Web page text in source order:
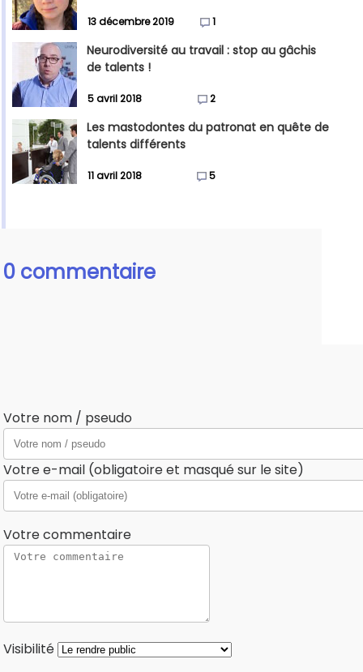
13 décembre 2019 1
Neurodiversité au travail : stop au gâchis
de talents !
5 avril 2018 2
Les mastodontes du patronat en quête de
talents différents
11 avril 2018 5
0 commentaire
Votre nom / pseudo
Votre e-mail (obligatoire et masqué sur le site)
Votre commentaire
Visibilité